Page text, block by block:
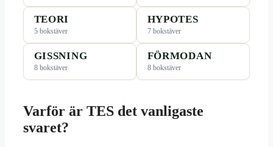
TEORI
5 bokstäver
HYPOTES
7 bokstäver
GISSNING
8 bokstäver
FÖRMODAN
8 bokstäver
Varför är TES det vanligaste
svaret?